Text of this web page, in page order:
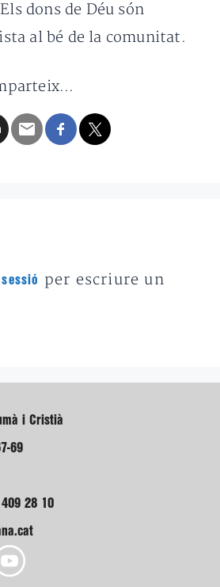
dons de Déu són
al bé de la comunitat.
per escriure un
i Cristià
69
28 10